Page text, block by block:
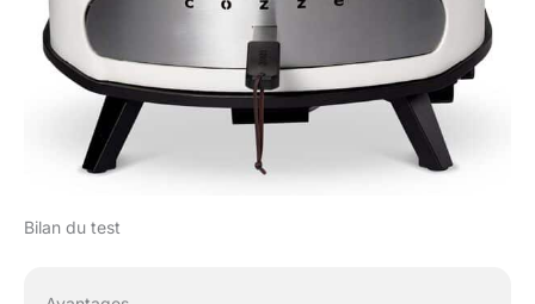
Bilan du test